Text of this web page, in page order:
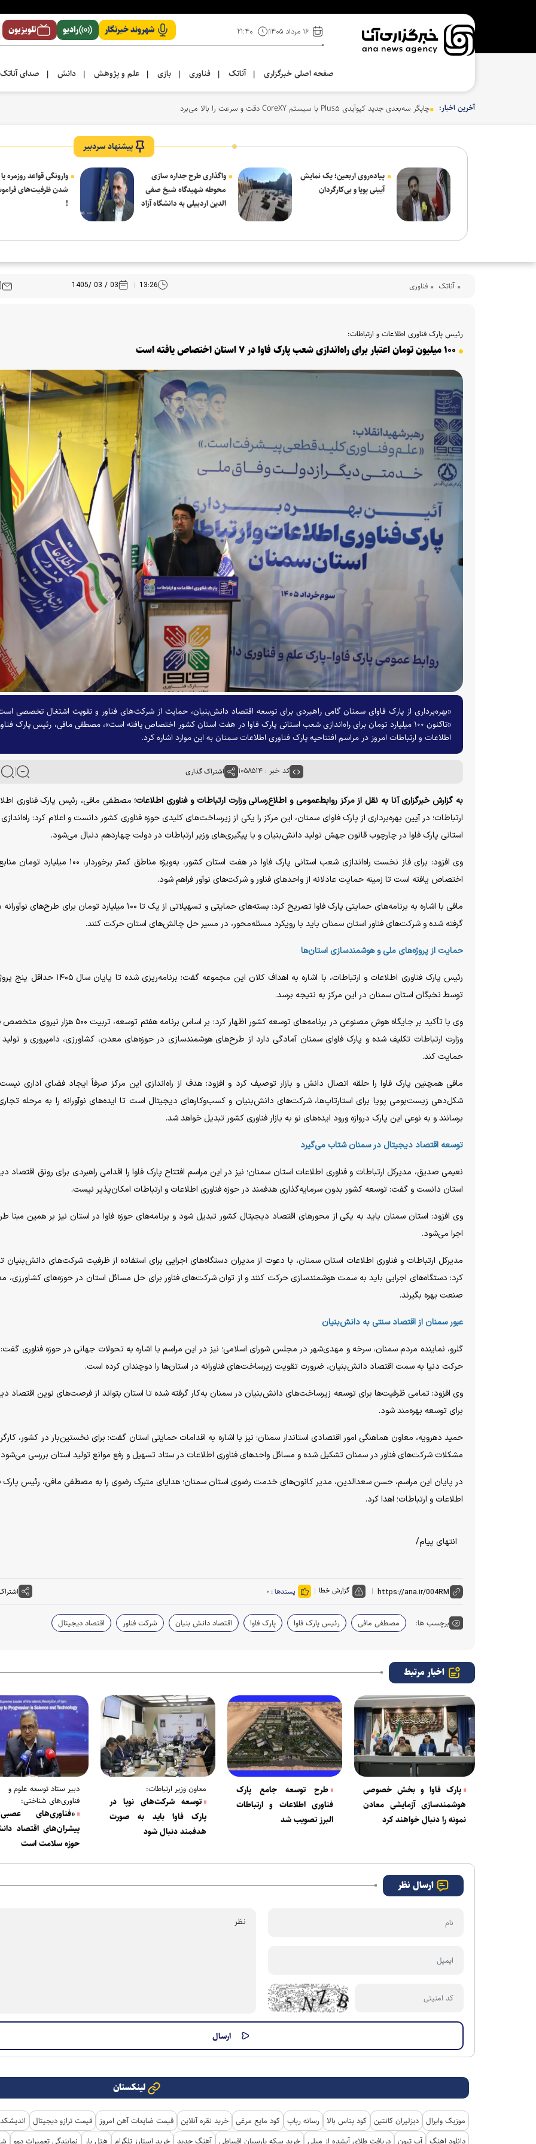
۱۶ مرداد ۱۴۰۵ ۲۱:۴۰ شهروند خبرنگار رادیو تلویزیون
صفحه اصلی خبرگزاری | آناتک | فناوری | بازی | علم و پژوهش | دانش | صدای آناتک
آخرین اخبار: چاپگر سه‌بعدی جدید کیوآیدی Plus۵ با سیستم CoreXY دقت و سرعت را بالا می‌برد
پیشنهاد سردبیر
پیاده‌روی اربعین؛ یک نمایش
آیینی پویا و بی‌کارگردان
واگذاری طرح جداره سازی
محوطه شهیدگاه شیخ صفی
الدین اردبیلی به دانشگاه آزاد
وارونگی قواعد روزمره
شدن ظرفیت‌های
!
آناتک فناوری 13:26
03 / 03 /1405
رئیس پارک فناوری اطلاعات و ارتباطات:
۱۰۰ میلیون تومان اعتبار برای راه‌اندازی شعب پارک فاوا در ۷ استان اختصاص یافته است
«بهره‌برداری از پارک فاوای سمنان گامی راهبردی برای توسعه اقتصاد دانش‌بنیان، حمایت از شرکت‌های فناور و تقویت اشتغال تخصصی
«تاکنون ۱۰۰ میلیارد تومان برای راه‌اندازی شعب استانی پارک فاوا در هفت استان کشور اختصاص یافته است»، مصطفی مافی، رئیس پارک
اطلاعات و ارتباطات امروز در مراسم افتتاحیه پارک فناوری اطلاعات سمنان به این موارد اشاره کرد.
کد خبر : ۱۰۵۸۵۱۴ اشتراک گذاری
به گزارش خبرگزاری آنا به نقل از مرکز روابط‌عمومی و اطلاع‌رسانی وزارت ارتباطات و فناوری اطلاعات؛ مصطفی مافی، رئیس پارک فناوری
ارتباطات؛ در آیین بهره‌برداری از پارک فاوای سمنان، این مرکز را یکی از زیرساخت‌های کلیدی حوزه فناوری کشور دانست و اعلام کرد:
استانی پارک فاوا در چارچوب قانون جهش تولید دانش‌بنیان و با پیگیری‌های وزیر ارتباطات در دولت چهاردهم دنبال می‌شود.
وی افزود: برای فاز نخست راه‌اندازی شعب استانی پارک فاوا در هفت استان کشور، به‌ویژه مناطق کمتر
اختصاص یافته است تا زمینه حمایت عادلانه از واحد‌های فناور و شرکت‌های نوآور فراهم شود.
مافی با اشاره به برنامه‌های حمایتی پارک فاوا تصریح کرد: بسته‌های حمایتی و تسهیلاتی از یک تا ۱۰۰ میلیارد تومان برای
گرفته شده و شرکت‌های فناور استان سمنان باید با رویکرد مسئله‌محور، در مسیر حل چالش‌های استان حرکت کنند.
حمایت از پروژه‌های ملی و هوشمندسازی استان‌ها
رئیس پارک فناوری اطلاعات و ارتباطات، با اشاره به اهداف کلان این مجموعه گفت: برنامه‌ریزی
توسط نخبگان استان سمنان در این مرکز به نتیجه برسد.
وی با تأکید بر جایگاه هوش مصنوعی در برنامه‌های توسعه کشور اظهار کرد: بر اساس برنامه هفتم توسعه،
وزارت ارتباطات تکلیف شده و پارک فاوای سمنان آمادگی دارد از طرح‌های هوشمندسازی در حوزه‌های معدن، کشاورزی، دامپروری و تولید
حمایت کند.
مافی همچنین پارک فاوا را حلقه اتصال دانش و بازار توصیف کرد و افزود: هدف از راه‌اندازی این مرکز صرفاً ایجاد فضای اداری
شکل‌دهی زیست‌بومی پویا برای استارتاپ‌ها، شرکت‌های دانش‌بنیان و کسب‌وکار‌های دیجیتال است تا ایده‌های نوآورانه را به مرحله
برسانند و به نوعی این پارک دروازه ورود ایده‌های نو به بازار فناوری کشور تبدیل خواهد شد.
توسعه اقتصاد دیجیتال در سمنان شتاب می‌گیرد
نعیمی صدیق، مدیرکل ارتباطات و فناوری اطلاعات استان سمنان؛ نیز در این مراسم افتتاح پارک فاوا را اقدامی راهبردی برای رونق اقتصاد
استان دانست و گفت: توسعه کشور بدون سرمایه‌گذاری هدفمند در حوزه فناوری اطلاعات و ارتباطات امکان‌پذیر نیست.
وی افزود: استان سمنان باید به یکی از محور‌های اقتصاد دیجیتال کشور تبدیل شود و برنامه‌های حوزه فاوا در استان نیز بر همین مبنا
اجرا می‌شود.
مدیرکل ارتباطات و فناوری اطلاعات استان سمنان، با دعوت از مدیران دستگاه‌های اجرایی برای استفاده از ظرفیت شرکت‌های دانش‌بنیان
کرد: دستگاه‌های اجرایی باید به سمت هوشمندسازی حرکت کنند و از توان شرکت‌های فناور برای حل مسائل استان در حوزه‌های کشاورزی،
صنعت بهره بگیرند.
عبور سمنان از اقتصاد سنتی به دانش‌بنیان
گلرو، نماینده مردم سمنان، سرخه و مهدی‌شهر در مجلس شورای اسلامی؛ نیز در این مراسم با اشاره به تحولات جهانی در حوزه فناوری
حرکت دنیا به سمت اقتصاد دانش‌بنیان، ضرورت تقویت زیرساخت‌های فناورانه در استان‌ها را دوچندان کرده است.
وی افزود: تمامی ظرفیت‌ها برای توسعه زیرساخت‌های دانش‌بنیان در سمنان به‌کار گرفته شده تا استان بتواند از فرصت‌های نوین اقتصاد
برای توسعه بهره‌مند شود.
حمید دهرویه، معاون هماهنگی امور اقتصادی استاندار سمنان؛ نیز با اشاره به اقدامات حمایتی استان گفت: برای نخستین‌بار در کشور،
مشکلات شرکت‌های فناور در سمنان تشکیل شده و مسائل واحد‌های فناوری اطلاعات در ستاد تسهیل و رفع موانع تولید استان بررسی
در پایان این مراسم، حسن سعدالدین، مدیر کانون‌های خدمت رضوی استان سمنان؛ هدایای متبرک رضوی را به مصطفی مافی، رئیس پارک
اطلاعات و ارتباطات؛ اهدا کرد.
انتهای پیام/
گزارش خطا پسندها : ۰
برچسب ها: مصطفی مافی رئیس پارک فاوا پارک فاوا اقتصاد دانش بنیان شرکت فناور اقتصاد دیجیتال
اخبار مرتبط
پارک فاوا و بخش خصوصی
هوشمندسازی آزمایشی معادن
نمونه را دنبال خواهند کرد
طرح توسعه جامع پارک
فناوری اطلاعات و ارتباطات
البرز تصویب شد
معاون وزیر ارتباطات:
توسعه شرکت‌های نوپا در
پارک فاوا باید به صورت
هدفمند دنبال شود
دبیر ستاد توسعه علوم و
فناوری‌های شناختی:
«فناوری‌های
پیشران‌های اقتصاد
حوزه سلامت است
ارسال نظر
لینکستان
موزیک وایرال دیزلیران کانتین کود پتاس بالا رسانه رپاپ کود مایع مرغی خرید نقره آنلاین قیمت ضایعات آهن امروز قیمت ترازو دیجیتال
دانلود اهنگ آپ تیون دریافت طلای آبشده از میلی خرید سکه پارسیان اقساطی آهنگ جدید خرید استارز تلگرام هتل یار نمایندگی تعمیرات دوو